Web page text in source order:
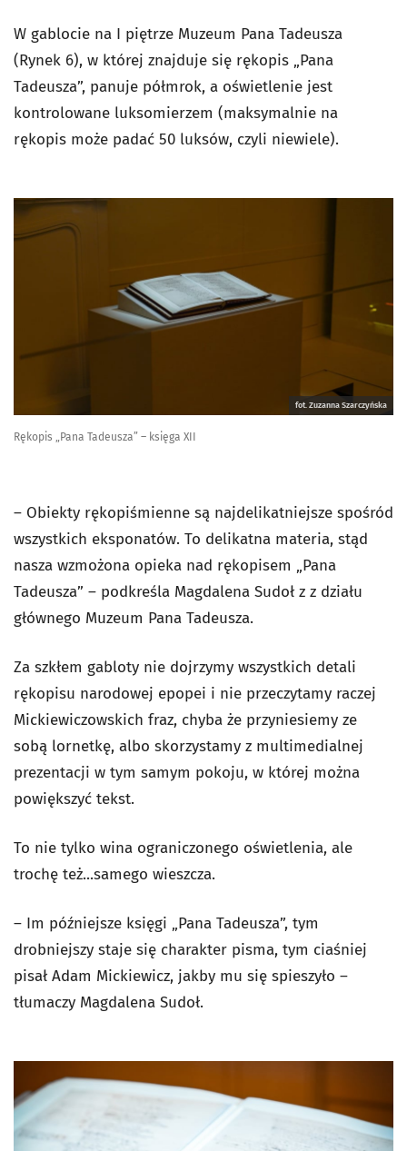
W gablocie na I piętrze Muzeum Pana Tadeusza
(Rynek 6), w której znajduje się rękopis „Pana
Tadeusza”, panuje półmrok, a oświetlenie jest
kontrolowane luksomierzem (maksymalnie na
rękopis może padać 50 luksów, czyli niewiele).
fot. Zuzanna Szarczyńska
Rękopis „Pana Tadeusza” – księga XII
– Obiekty rękopiśmienne są najdelikatniejsze spośród
wszystkich eksponatów. To delikatna materia, stąd
nasza wzmożona opieka nad rękopisem „Pana
Tadeusza” – podkreśla Magdalena Sudoł z z działu
głównego Muzeum Pana Tadeusza.
Za szkłem gabloty nie dojrzymy wszystkich detali
rękopisu narodowej epopei i nie przeczytamy raczej
Mickiewiczowskich fraz, chyba że przyniesiemy ze
sobą lornetkę, albo skorzystamy z multimedialnej
prezentacji w tym samym pokoju, w której można
powiększyć tekst.
To nie tylko wina ograniczonego oświetlenia, ale
trochę też...samego wieszcza.
– Im późniejsze księgi „Pana Tadeusza”, tym
drobniejszy staje się charakter pisma, tym ciaśniej
pisał Adam Mickiewicz, jakby mu się spieszyło –
tłumaczy Magdalena Sudoł.